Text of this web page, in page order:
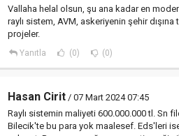
Vallaha helal olsun, şu ana kadar en
raylı sistem, AVM, askeriyenin şehir
projeler.
Yanıtla (0) (0)
Hasan Cirit / 07 Mart 2024 07:45
Raylı sistemin maliyeti 600.000.000 tl. Sn
Bilecik'te bu para yok maalesef. Eds'leri ise